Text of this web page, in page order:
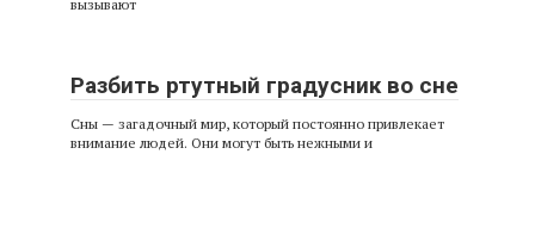
вызывают
Разбить ртутный градусник во сне
Сны — загадочный мир, который постоянно привлекает
внимание людей. Они могут быть нежными и